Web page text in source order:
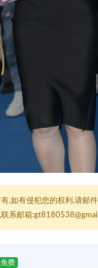
,如有侵犯您的权利,请邮
系邮箱
费